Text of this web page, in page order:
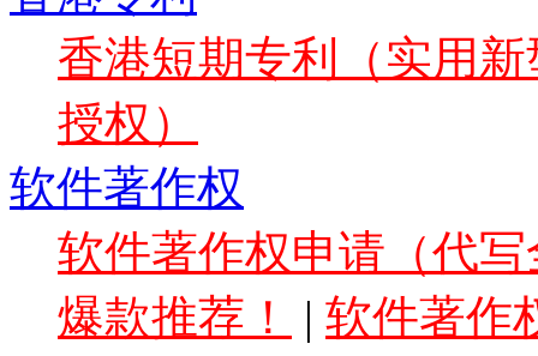
香港短期专利（实用
授权）
软件著作权
软件著作权申请（代
爆款推荐！
| 软件著作